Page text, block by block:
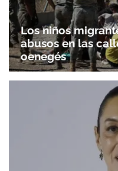
Los niños
abusos en las
oenegés